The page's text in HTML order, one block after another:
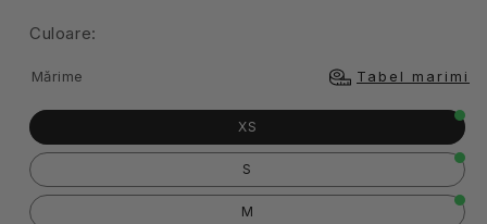
Culoare:
Mărime Tabel marimi
XS
S
M